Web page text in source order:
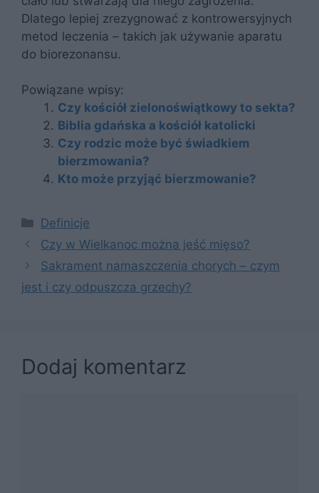
Dlatego lepiej zrezygnować z kontrowersyjnych
metod leczenia – takich jak używanie aparatu
do biorezonansu.
Powiązane wpisy:
Czy kościół zielonoświątkowy to sekta?
Biblia gdańska a kościół katolicki
Czy rodzic może być świadkiem
bierzmowania?
Kto może przyjąć bierzmowanie?
Kategorie
Definicje
Czy w Wielkanoc można jeść mięso?
Sakrament namaszczenia chorych – czym
jest i czy odpuszcza grzechy?
Dodaj komentarz